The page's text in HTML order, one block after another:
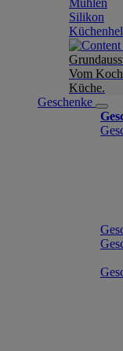
Mühlen
Silikon
Vom
Küche.
Geschenke